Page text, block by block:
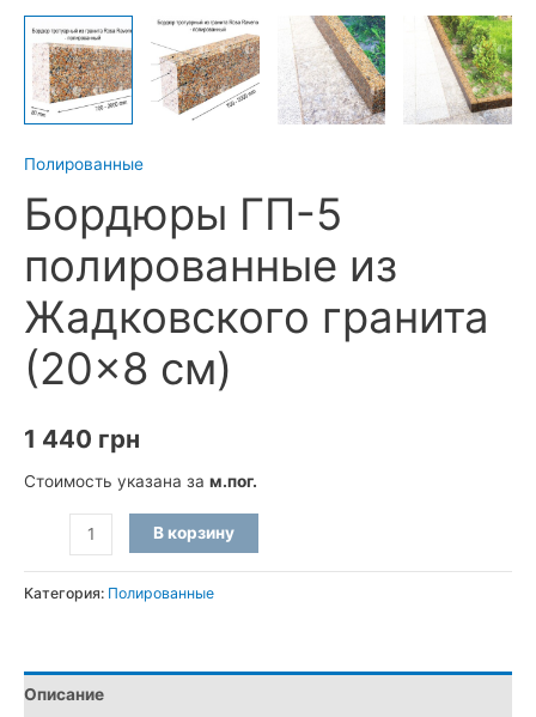
Полированные
Бордюры ГП-5
полированные из
Жадковского гранита
(20×8 см)
1 440 грн
Стоимость указана за м.пог.
Количество
товара
Бордюры
из
Жадковского
В корзину
Категория: Полированные
Описание